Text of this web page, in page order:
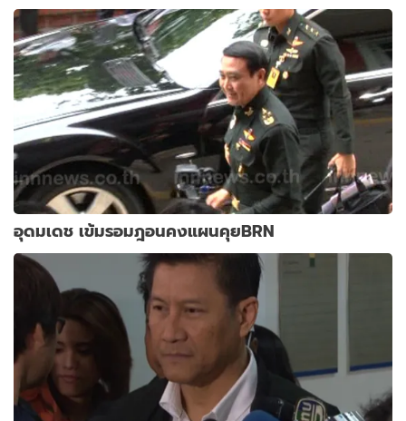
อุดมเดช เข้มรอมฎอนคงแผนคุยBRN